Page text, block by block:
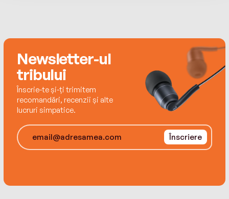
Newsletter-ul
tribului
Înscrie-te și-ți trimitem
recomandări, recenzii și alte
lucruri simpatice.
Înscriere